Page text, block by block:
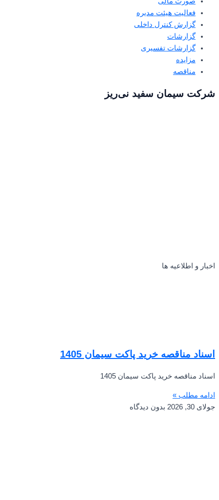
فعالیت هیئت مدیره
گزارش کنترل داخلی
گزارشات
گزارشات تفسیری
مزایده
مناقصه
شرکت سیمان سفید نی‌ریز
اخبار و اطلاعیه ها
اسناد مناقصه خرید پاکت سیمان 1405
اسناد مناقصه خرید پاکت سیمان 1405
ادامه مطلب »
جولای 30, 2026
بدون دیدگاه